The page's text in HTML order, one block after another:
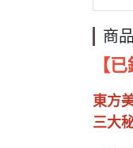
商
【
東方
三大